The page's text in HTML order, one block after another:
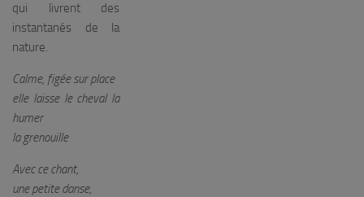
qui livrent des
instantanés de la
nature.
Calme, figée sur place
elle laisse le cheval la
humer
la grenouille
Avec ce chant,
une petite danse,